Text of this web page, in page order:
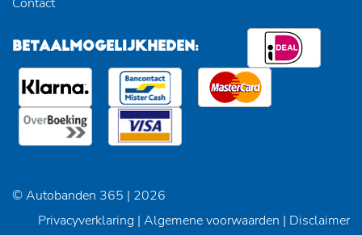
BETAALMOGELIJKHEDEN:
© Autobanden 365 | 2026
Privacyverklaring | Algemene voorwaarden | Disclaimer